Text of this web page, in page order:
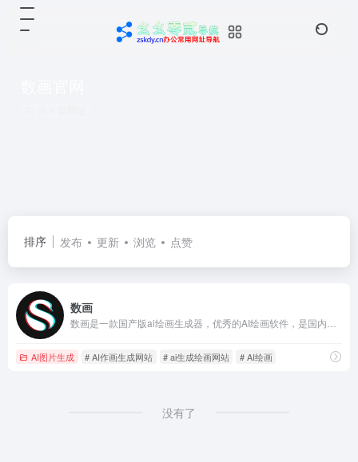
排序 发布 更新 浏览 点赞
数画
AI图片生成 # AI作画生成网站 # ai生成绘画网站 # AI绘画
没有了